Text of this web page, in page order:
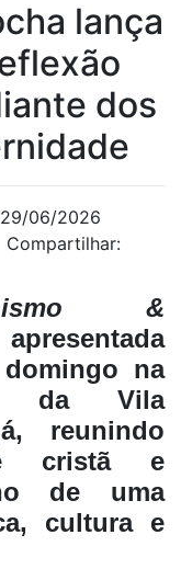
lança
dos
06/2026
Compartilhar:
&
na
da Vila
reunindo
cristã e
de uma
cultura e